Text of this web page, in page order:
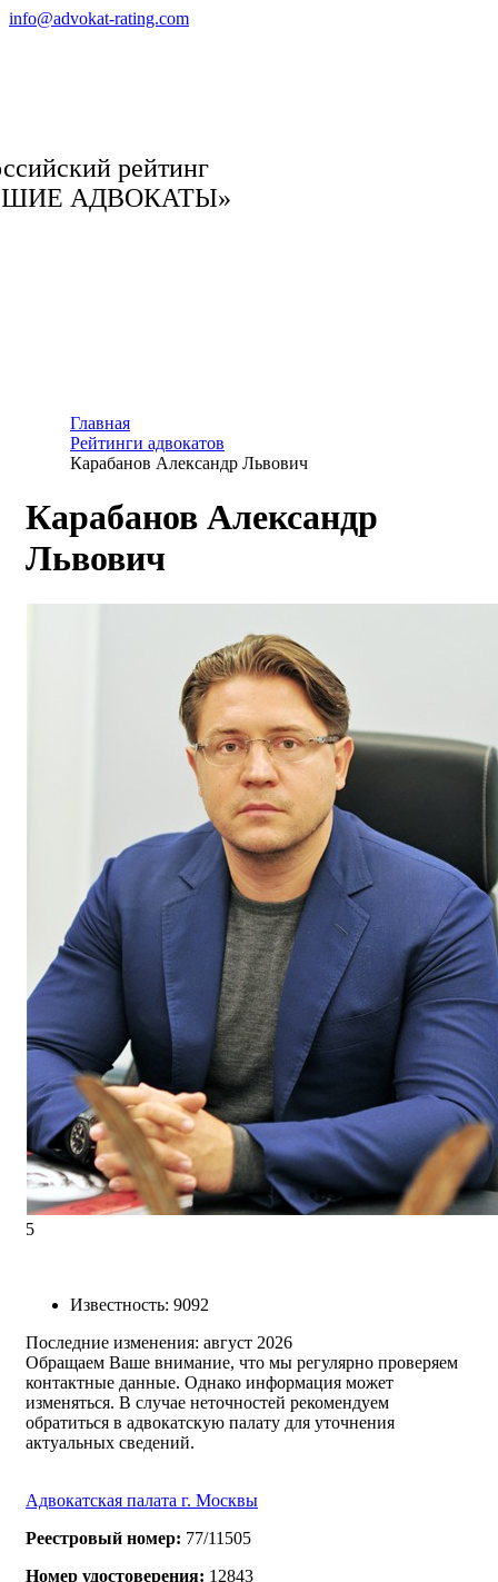
info@advokat-rating.com
рейтинг
АДВОКАТЫ»
Главная
Рейтинги адвокатов
Карабанов Александр Львович
Карабанов Александр
Львович
5
Известность: 9092
Последние изменения: август 2026
Обращаем Ваше внимание, что мы регулярно проверяем
контактные данные. Однако информация может
изменяться. В случае неточностей рекомендуем
обратиться в адвокатскую палату для уточнения
актуальных сведений.
Адвокатская палата г. Москвы
Реестровый номер: 77/11505
Номер удостоверения: 12843